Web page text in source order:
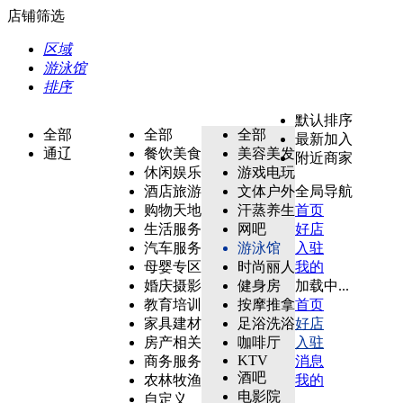
店铺筛选
区域
游泳馆
排序
全部
通辽
全部
餐饮美食
休闲娱乐
酒店旅游
购物天地
生活服务
汽车服务
母婴专区
婚庆摄影
教育培训
家具建材
房产相关
商务服务
农林牧渔
自定义
全部
美容美发
游戏电玩
文体户外
汗蒸养生
网吧
游泳馆
时尚丽人
健身房
按摩推拿
足浴洗浴
咖啡厅
KTV
酒吧
电影院
默认排序
最新加入
附近商家
全局导航
首页
好店
入驻
我的
加载中...
首页
好店
入驻
消息
我的